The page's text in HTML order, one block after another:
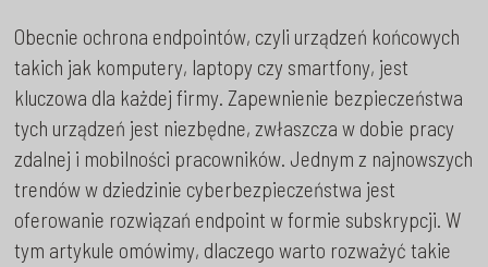
Obecnie ochrona endpointów, czyli urządzeń końcowych
takich jak komputery, laptopy czy smartfony, jest
kluczowa dla każdej firmy. Zapewnienie bezpieczeństwa
tych urządzeń jest niezbędne, zwłaszcza w dobie pracy
zdalnej i mobilności pracowników. Jednym z najnowszych
trendów w dziedzinie cyberbezpieczeństwa jest
oferowanie rozwiązań endpoint w formie subskrypcji. W
tym artykule omówimy, dlaczego warto rozważyć takie